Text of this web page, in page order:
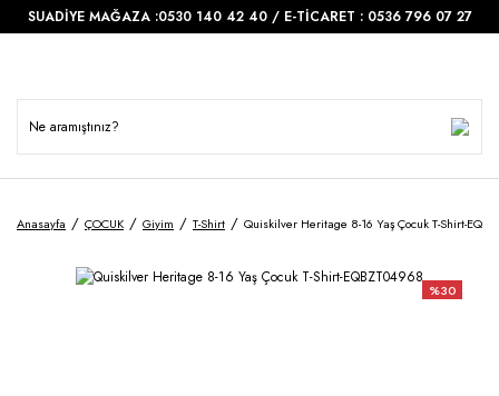
SUADİYE MAĞAZA :0530 140 42 40 / E-TİCARET : 0536 796 07 27
Anasayfa ÇOCUK Giyim T-Shirt Quiskilver Heritage 8-16 Yaş Çocuk T-Shirt-
%30